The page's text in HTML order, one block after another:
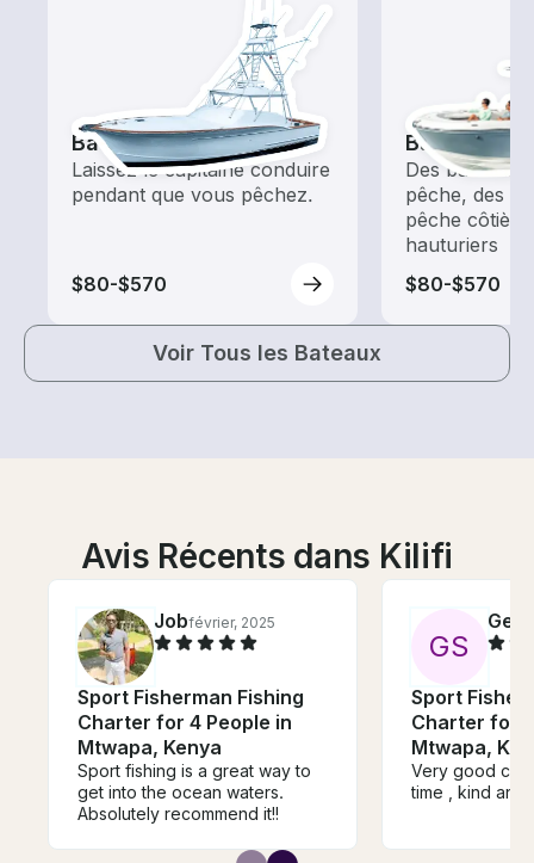
Bateaux de pêche
Laissez le capitaine conduire
pendant que vous pêchez.
$80-$570
Bateaux de
Des bateaux
pêche, des
pêche
hauturiers
$80-$570
Voir Tous les Bateaux
Avis Récents dans Kilifi
Jobfévrier, 2025
Sport Fisherman Fishing
Charter for 4 People in
Mtwapa, Kenya
Sport fishing is a great way to
get into the ocean waters.
Absolutely recommend it!!
GS
Sport
Charter for
Mtwapa,
Very good
time , kind